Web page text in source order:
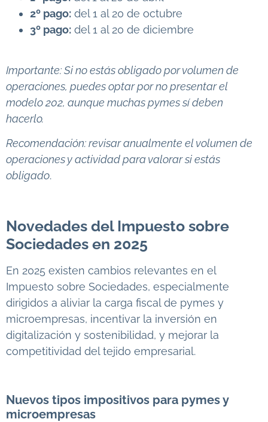
2º pago: del 1 al 20 de octubre
3º pago: del 1 al 20 de diciembre
Importante: Si no estás obligado por volumen de
operaciones, puedes optar por no presentar el
modelo 202, aunque muchas pymes sí deben
hacerlo.
Recomendación: revisar anualmente el volumen de
operaciones y actividad para valorar si estás
obligado.
Novedades del Impuesto sobre
Sociedades en 2025
En 2025 existen cambios relevantes en el
Impuesto sobre Sociedades, especialmente
dirigidos a aliviar la carga fiscal de pymes y
microempresas, incentivar la inversión en
digitalización y sostenibilidad, y mejorar la
competitividad del tejido empresarial.
Nuevos tipos impositivos para pymes y
microempresas